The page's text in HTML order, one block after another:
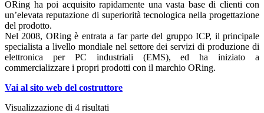
ORing ha poi acquisito rapidamente una vasta base di clienti con
un’elevata reputazione di superiorità tecnologica nella progettazione
del prodotto.
Nel 2008, ORing è entrata a far parte del gruppo ICP, il principale
specialista a livello mondiale nel settore dei servizi di produzione di
elettronica per PC industriali (EMS), ed ha iniziato a
commercializzare i propri prodotti con il marchio ORing.
Vai al sito web del costruttore
Visualizzazione di 4 risultati